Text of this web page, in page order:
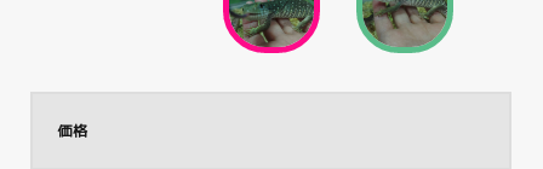
価格